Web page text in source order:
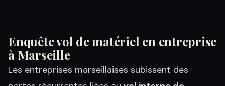
Enquête vol de matériel en entreprise
à Marseille
Les entreprises marseillaises subissent des